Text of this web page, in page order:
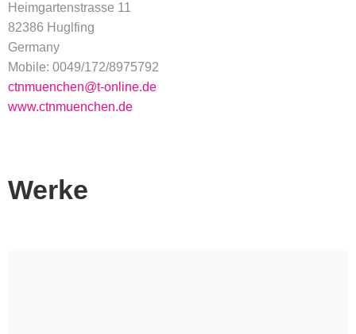
Heimgartenstrasse 11
82386 Huglfing
Germany
Mobile: 0049/172/8975792
ctnmuenchen@t-online.de
www.ctnmuenchen.de
Werke